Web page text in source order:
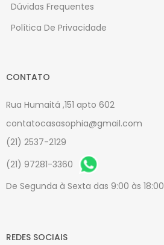
Dúvidas Frequentes
Política De Privacidade
CONTATO
Rua Humaitá ,151 apto 602
contatocasasophia@gmail.com
(21) 2537-2129
(21) 97281-3360
De Segunda à Sexta das 9:00 às 18:00
REDES SOCIAIS